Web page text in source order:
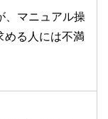
、マニュアル操
める人には不満